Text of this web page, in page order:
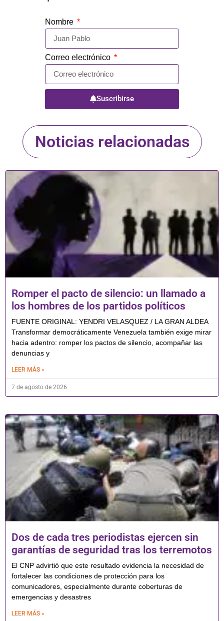
Nombre
Correo electrónico
Suscribirse
Noticias relacionadas
Romper el pacto de silencio: un llamado a
los hombres de los partidos políticos
FUENTE ORIGINAL: YENDRI VELASQUEZ / LA GRAN ALDEA
Transformar democráticamente Venezuela también exige mirar
hacia adentro: romper los pactos de silencio, acompañar las
denuncias y
LEER MÁS »
7 de agosto de 2026
Dos de cada tres periodistas ejercen sin
garantías de seguridad tras los terremotos
El CNP advirtió que este resultado evidencia la necesidad de
fortalecer las condiciones de protección para los
comunicadores, especialmente durante coberturas de
emergencias y desastres
LEER MÁS »